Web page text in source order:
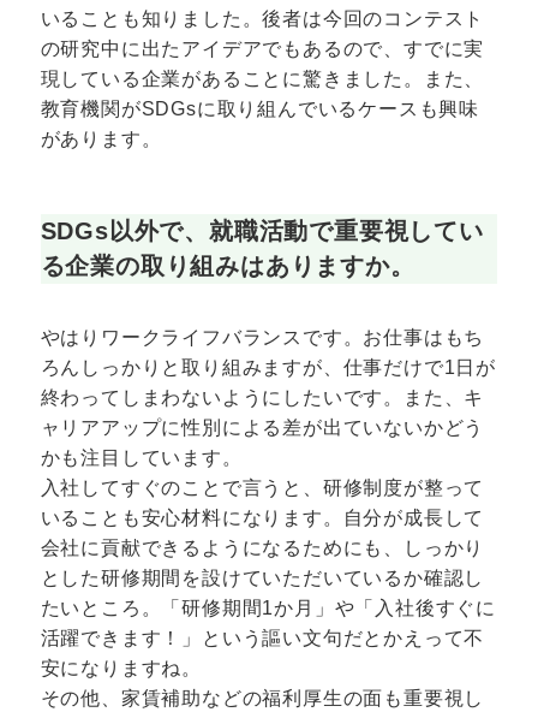
いることも知りました。後者は今回のコンテスト
の研究中に出たアイデアでもあるので、すでに実
現している企業があることに驚きました。また、
教育機関がSDGsに取り組んでいるケースも興味
があります。
SDGs以外で、就職活動で重要視してい
る企業の取り組みはありますか。
やはりワークライフバランスです。お仕事はもち
ろんしっかりと取り組みますが、仕事だけで1日が
終わってしまわないようにしたいです。また、キ
ャリアアップに性別による差が出ていないかどう
かも注目しています。
入社してすぐのことで言うと、研修制度が整って
いることも安心材料になります。自分が成長して
会社に貢献できるようになるためにも、しっかり
とした研修期間を設けていただいているか確認し
たいところ。「研修期間1か月」や「入社後すぐに
活躍できます！」という謳い文句だとかえって不
安になりますね。
その他、家賃補助などの福利厚生の面も重要視し